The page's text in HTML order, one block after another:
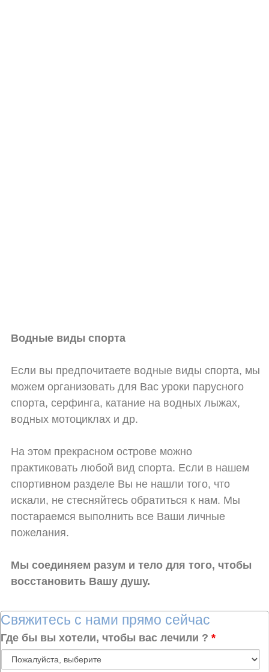
Водные виды спорта
Если вы предпочитаете водные виды спорта, мы
можем организовать для Вас уроки парусного
спорта, серфинга, катание на водных лыжах,
водных мотоциклах и др.
На этом прекрасном острове можно
практиковать любой вид спорта. Если в нашем
спортивном разделе Вы не нашли того, что
искали, не стесняйтесь обратиться к нам. Мы
постараемся выполнить все Ваши личные
пожелания.
Мы соединяем разум и тело для того, чтобы
восстановить Вашу душу.
Свяжитесь с нами прямо сейчас
Где бы вы хотели, чтобы вас лечили ? *